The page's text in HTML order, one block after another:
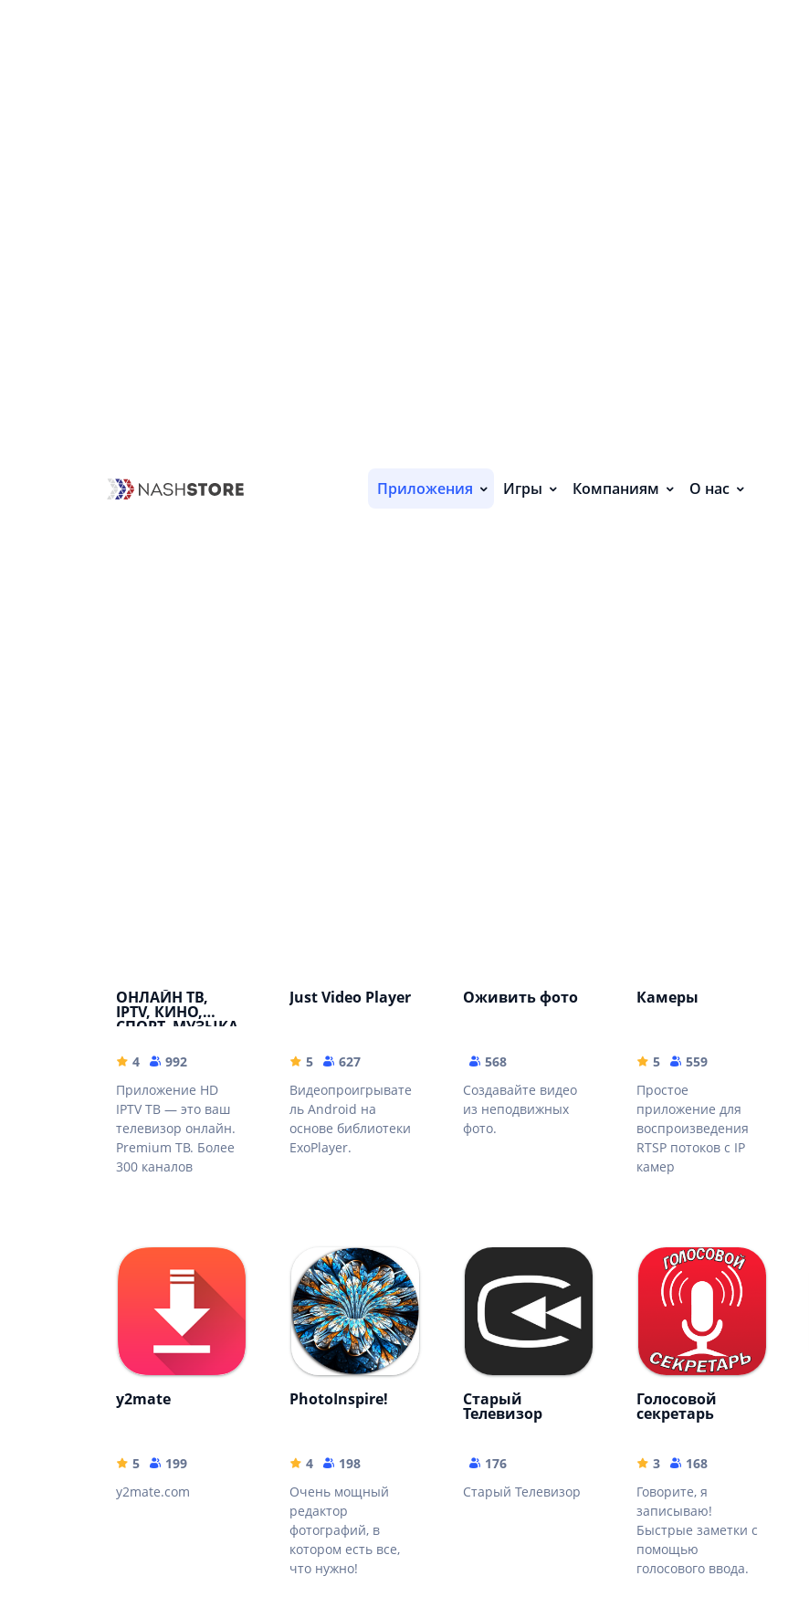
Приложения Игры Компаниям О нас
ОНЛАЙН ТВ,
IPTV, КИНО,
СПОРТ, МУЗЫКА,
ФИЛЬМЫ.
4
992
Приложение HD
IPTV ТВ — это ваш
телевизор онлайн.
Premium ТВ. Более
300 каналов
Just Video Player
5
627
Видеопроигрывате
ль Android на
основе библиотеки
ExoPlayer.
Оживить фото
568
Создавайте видео
из неподвижных
фото.
Камеры
5
559
Простое
приложение для
воспроизведения
RTSP потоков с IP
камер
y2mate
5
199
y2mate.com
PhotoInspire!
4
198
Очень мощный
редактор
фотографий, в
котором есть все,
что нужно!
Старый
Телевизор
176
Старый Телевизор
Голосовой
секретарь
3
168
Говорите, я
записываю!
Быстрые заметки с
помощью
голосового ввода.